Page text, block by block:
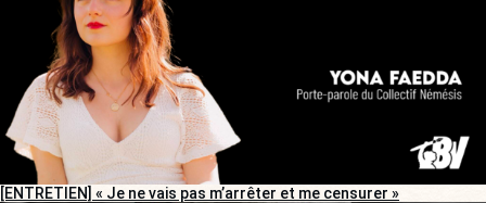
[ENTRETIEN] « Je ne vais pas m’arrêter et me censurer »